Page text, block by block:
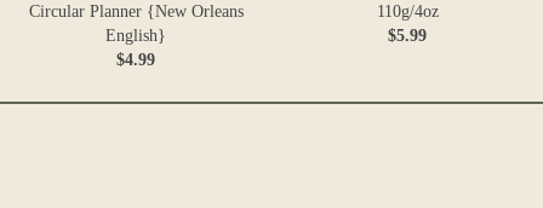
Circular Planner {New Orleans
English}
$4.99
110g/4oz
$5.99